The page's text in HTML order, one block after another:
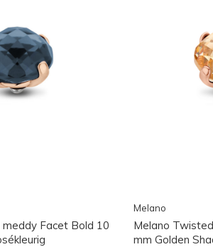
Facet Bold 10
Melano
Melano
mm Golden